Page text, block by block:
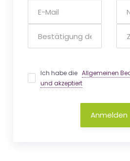
Ich habe dieAllgemeinen
und akzeptiert
Anmelden